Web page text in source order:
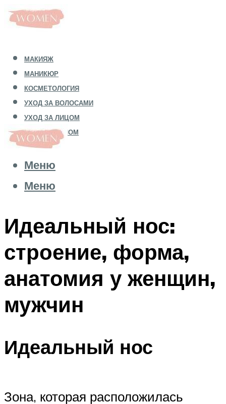
МАКИЯЖ
МАНИКЮР
КОСМЕТОЛОГИЯ
УХОД ЗА ВОЛОСАМИ
УХОД ЗА ЛИЦОМ
УХОД ЗА ТЕЛОМ
Меню
Меню
Идеальный нос:
строение, форма,
анатомия у женщин,
мужчин
Идеальный нос
Зона, которая расположилась